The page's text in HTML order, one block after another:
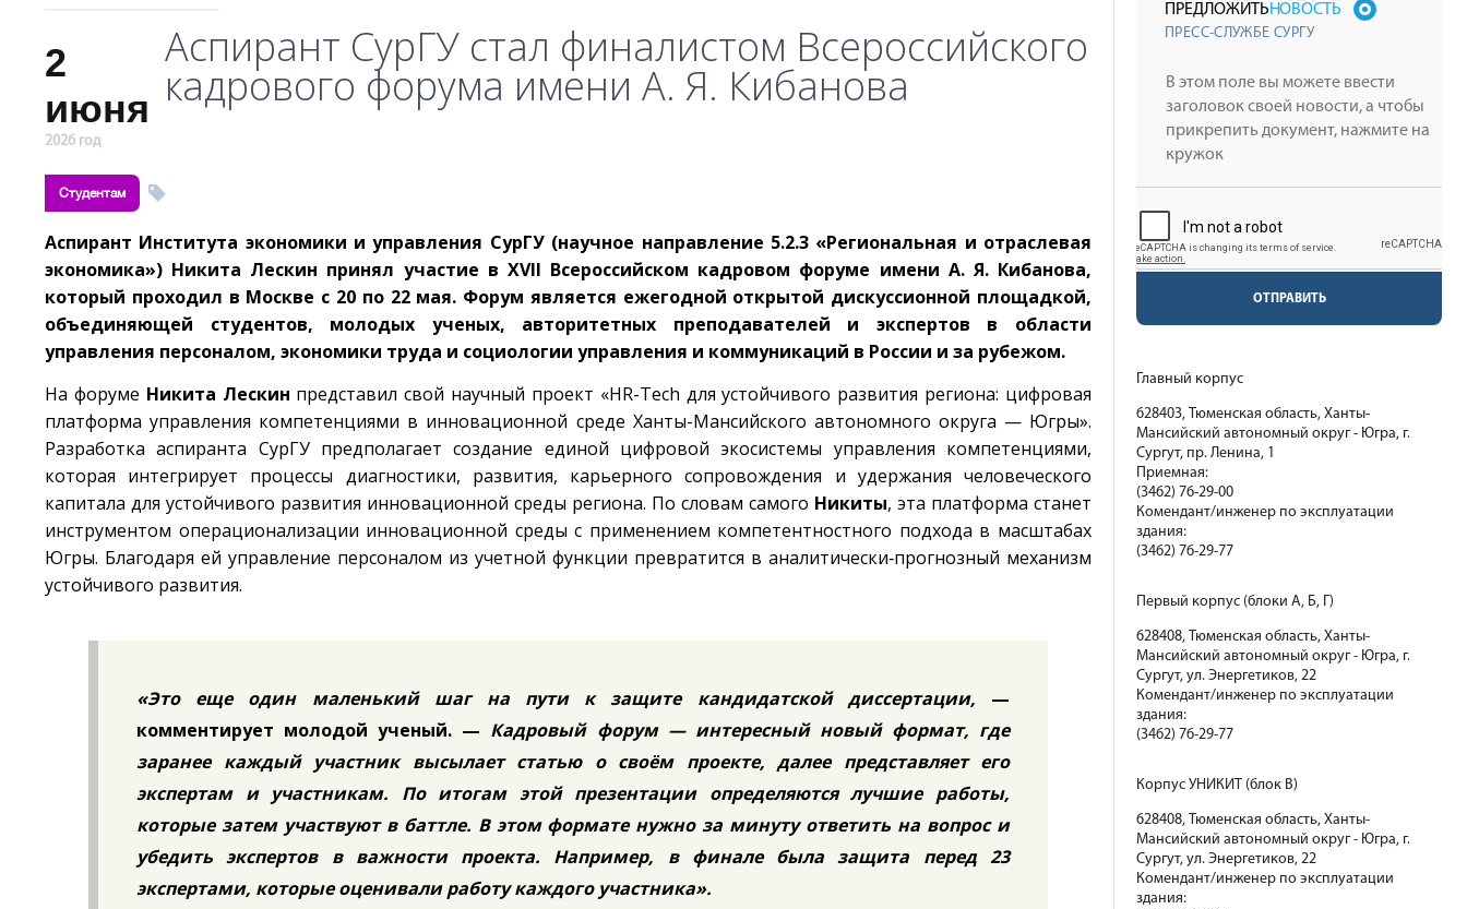
2
июня
2026 год
Аспирант СурГУ стал финалистом Всероссийского
кадрового форума имени А. Я. Кибанова
Студентам
Аспирант Института экономики и управления СурГУ (научное направление 5.2.3 «Региональная и отраслевая
экономика») Никита Лескин принял участие в XVII Всероссийском кадровом форуме имени А. Я. Кибанова,
который проходил в Москве с 20 по 22 мая. Форум является ежегодной открытой дискуссионной площадкой,
объединяющей студентов, молодых ученых, авторитетных преподавателей и экспертов в области
управления персоналом, экономики труда и социологии управления и коммуникаций в России и за рубежом.
На форуме Никита Лескин представил свой научный проект «HR-Tech для устойчивого развития региона: цифровая
платформа управления компетенциями в инновационной среде Ханты-Мансийского автономного округа — Югры».
Разработка аспиранта СурГУ предполагает создание единой цифровой экосистемы управления компетенциями,
которая интегрирует процессы диагностики, развития, карьерного сопровождения и удержания человеческого
капитала для устойчивого развития инновационной среды региона. По словам самого Никиты, эта платформа станет
инструментом операционализации инновационной среды с применением компетентностного подхода в масштабах
Югры. Благодаря ей управление персоналом из учетной функции превратится в аналитически‑прогнозный механизм
устойчивого развития.
«Это еще один маленький шаг на пути к защите кандидатской диссертации, —
комментирует молодой ученый. — Кадровый форум — интересный новый формат, где
заранее каждый участник высылает статью о своём проекте, далее представляет его
экспертам и участникам. По итогам этой презентации определяются лучшие работы,
которые затем участвуют в баттле. В этом формате нужно за минуту ответить на вопрос и
убедить экспертов в важности проекта. Например, в финале была защита перед 23
экспертами, которые оценивали работу каждого участника».
ПРЕДЛОЖИТЬНОВОСТЬ
ПРЕСС-СЛУЖБЕ СУРГУ
ОТПРАВИТЬ
Главный корпус
628403, Тюменская область, Ханты-
Мансийский автономный округ - Югра, г.
Сургут, пр. Ленина, 1
Приемная:
(3462) 76-29-00
Комендант/инженер по эксплуатации
здания:
(3462) 76-29-77
Первый корпус (блоки А, Б, Г)
628408, Тюменская область, Ханты-
Мансийский автономный округ - Югра, г.
Сургут, ул. Энергетиков, 22
Комендант/инженер по эксплуатации
здания:
(3462) 76-29-77
Корпус УНИКИТ (блок В)
628408, Тюменская область, Ханты-
Мансийский автономный округ - Югра, г.
Сургут, ул. Энергетиков, 22
Комендант/инженер по эксплуатации
здания: